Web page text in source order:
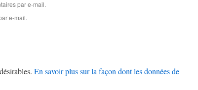
par e-mail.
e-mail.
En savoir plus sur la façon dont les données de